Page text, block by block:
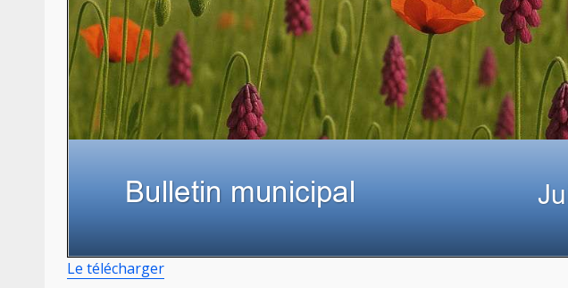
Le télécharger